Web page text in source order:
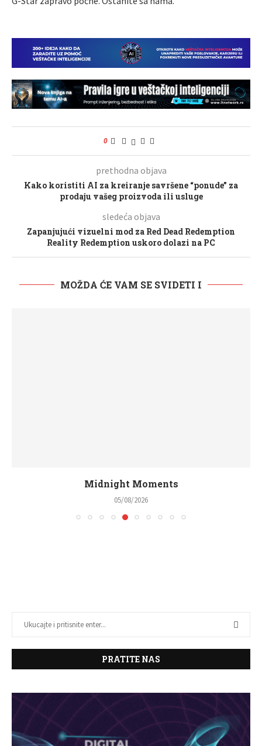
0
prethodna objava
Kako koristiti AI za kreiranje savršene “ponude” za
prodaju vašeg proizvoda ili usluge
sledeća objava
Zapanjujući vizuelni mod za Red Dead Redemption
Reality Redemption uskoro dolazi na PC
MOŽDA ĆE VAM SE SVIDETI I
Midnight Moments
05/08/2026
PRATITE NAS